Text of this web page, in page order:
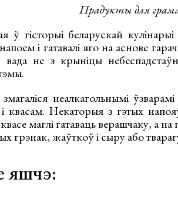
Прадукты для
ў гісторыі беларускай
і гатавалі яго на аснове
не з крыніцы
неалкагольнымі
квасам. Некаторыя з гэтых
маглі гатаваць верашчаку, а
грэнак, жаўткоў і сыру або
яшчэ: